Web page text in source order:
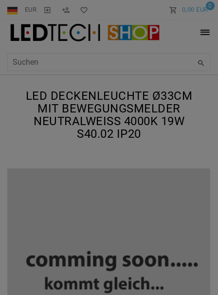
EUR 0
0,00 EUR
LED DECKENLEUCHTE Ø33CM
MIT BEWEGUNGSMELDER
NEUTRALWEISS 4000K 19W S
40.02 IP20